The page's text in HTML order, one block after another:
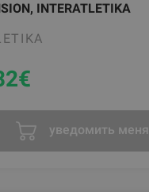
INTERATLETIKA
€
уведомить меня